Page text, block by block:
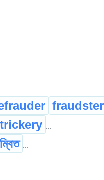
fraudster
trickery ...
...